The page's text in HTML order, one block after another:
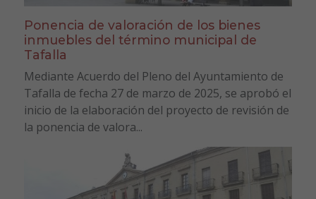
Ponencia de valoración de los bienes
inmuebles del término municipal de
Tafalla
Mediante Acuerdo del Pleno del Ayuntamiento de
Tafalla de fecha 27 de marzo de 2025, se aprobó el
inicio de la elaboración del proyecto de revisión de
la ponencia de valora...